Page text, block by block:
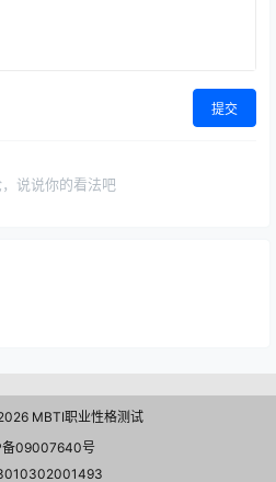
提交
说说你的看法吧
MBTI职业性格测试
备09007640号